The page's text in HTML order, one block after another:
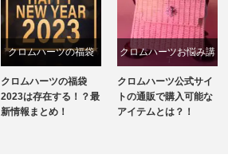
クロムハーツの福袋
クロムハーツの福袋
2023は存在する！？最
新情報まとめ！
クロムハーツお悩み講
座
クロムハーツ公式サイ
トの通販で購入可能な
アイテムとは？！